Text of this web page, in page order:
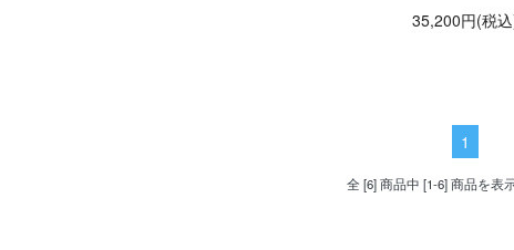
35,200円(税
1
全 [6] 商品中 [1-6] 商品を表